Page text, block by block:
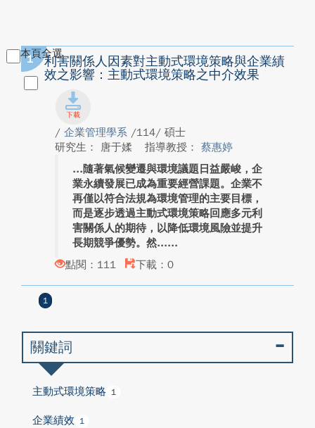
本頁全選
1
利害關係人因素對主動式環境策略與企業績
效之影響：主動式環境策略之中介效果
/ 企業管理學系 /114/ 碩士
研究生： 唐于媃
指導教授： 蔡惠婷
隨著氣候變遷與環境議題日益嚴峻，企
業永續發展已成為重要經營課題。企業不
再僅以符合法規為環境管理的主要目標，
而是逐步透過主動式環境策略回應多元利
害關係人的期待，以降低環境風險並提升
長期競爭優勢。然...
點閱：111
下載：0
1
關鍵詞
主動式環境策略 1
企業績效 1